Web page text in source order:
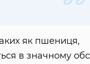
як пшениця,
в значному